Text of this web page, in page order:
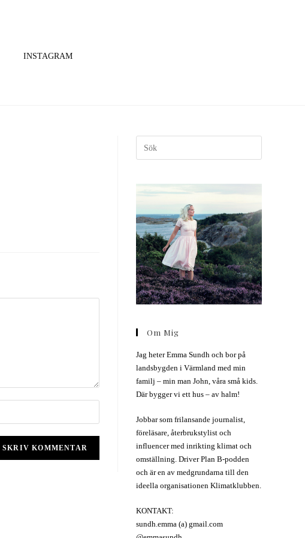
INSTAGRAM
Om Mig
Jag heter Emma Sundh och bor på
landsbygden i Värmland med min
familj – min man John, våra små kids.
Där bygger vi ett hus – av halm!
Jobbar som frilansande journalist,
föreläsare, återbrukstylist och
influencer med inrikting klimat och
omställning. Driver Plan B-podden
och är en av medgrundarna till den
ideella organisationen Klimatklubben.
KONTAKT:
sundh.emma (a) gmail.com